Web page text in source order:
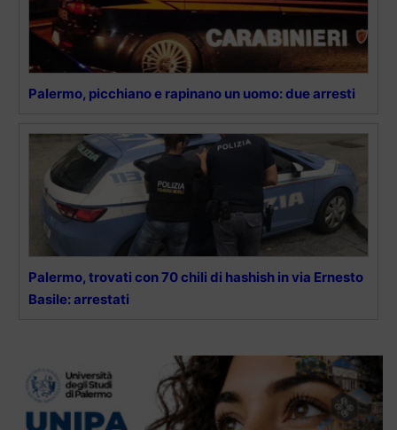
Palermo, picchiano e rapinano un uomo: due arresti
Palermo, trovati con 70 chili di hashish in via Ernesto
Basile: arrestati